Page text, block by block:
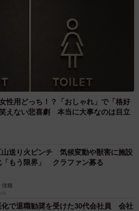
性用どっち！？「おしゃれ」で「格好
えない悲喜劇 本当に大事なのは目立
山送り火ピンチ 気候変動や獣害に施設
「もう限界」 クラファン募る
佳穂
化で退職勧奨を受けた30代会社員 会社